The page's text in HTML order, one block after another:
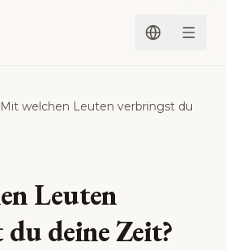
Mit welchen Leuten verbringst du
Leuten
deine Zeit?